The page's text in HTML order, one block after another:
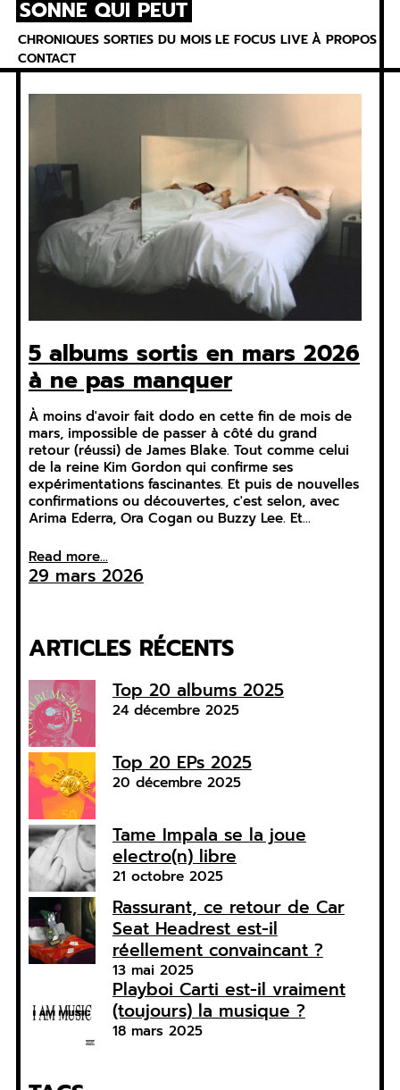
Skip
content
SONNE QUI PEUT
CHRONIQUES SORTIES DU MOIS LE FOCUS LIVE À PROPOS
CONTACT
5 albums sortis en mars 2026
à ne pas manquer
À moins d'avoir fait dodo en cette fin de mois de
mars, impossible de passer à côté du grand
retour (réussi) de James Blake. Tout comme celui
de la reine Kim Gordon qui confirme ses
expérimentations fascinantes. Et puis de nouvelles
confirmations ou découvertes, c'est selon, avec
Arima Ederra, Ora Cogan ou Buzzy Lee. Et…
Read more...
29 mars 2026
ARTICLES RÉCENTS
Top 20 albums 2025
24 décembre 2025
Top 20 EPs 2025
20 décembre 2025
Tame Impala se la joue
electro(n) libre
21 octobre 2025
Rassurant, ce retour de Car
Seat Headrest est-il
réellement convaincant ?
13 mai 2025
Playboi Carti est-il vraiment
(toujours) la musique ?
18 mars 2025